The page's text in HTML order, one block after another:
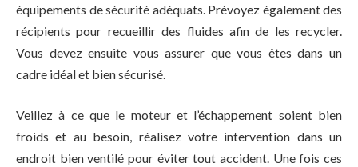
équipements de sécurité adéquats. Prévoyez également des
récipients pour recueillir des fluides afin de les recycler.
Vous devez ensuite vous assurer que vous êtes dans un
cadre idéal et bien sécurisé.
Veillez à ce que le moteur et l’échappement soient bien
froids et au besoin, réalisez votre intervention dans un
endroit bien ventilé pour éviter tout accident. Une fois ces